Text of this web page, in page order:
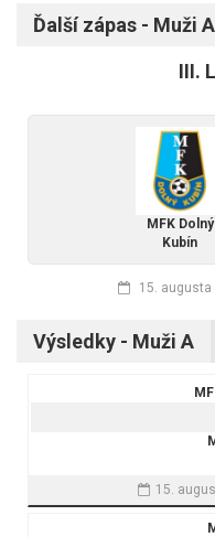
Ďalší zápas - Muži A
III.
MFK Dolný
Kubín
15. augusta
Výsledky - Muži A
15.